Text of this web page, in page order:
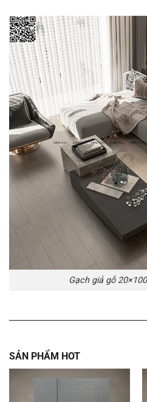
Gạch giả gỗ
SẢN PHẨM HOT